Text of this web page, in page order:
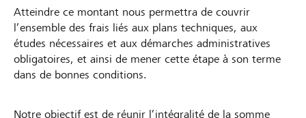
Atteindre ce montant nous permettra de couvrir
l’ensemble des frais liés aux plans techniques, aux
études nécessaires et aux démarches administratives
obligatoires, et ainsi de mener cette étape à son terme
dans de bonnes conditions.
Notre objectif est de réunir l’intégralité de la somme